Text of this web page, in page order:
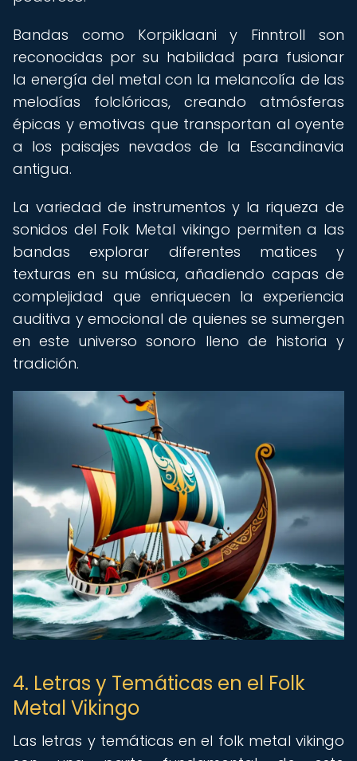
Bandas como Korpiklaani y Finntroll son
reconocidas por su habilidad para fusionar
la energía del metal con la melancolía de las
melodías folclóricas, creando atmósferas
épicas y emotivas que transportan al oyente
a los paisajes nevados de la Escandinavia
antigua.
La variedad de instrumentos y la riqueza de
sonidos del Folk Metal vikingo permiten a las
bandas explorar diferentes matices y
texturas en su música, añadiendo capas de
complejidad que enriquecen la experiencia
auditiva y emocional de quienes se sumergen
en este universo sonoro lleno de historia y
tradición.
4. Letras y Temáticas en el Folk
Metal Vikingo
Las letras y temáticas en el folk metal vikingo